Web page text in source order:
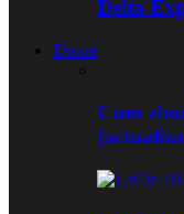
Delta
Drone
Cum